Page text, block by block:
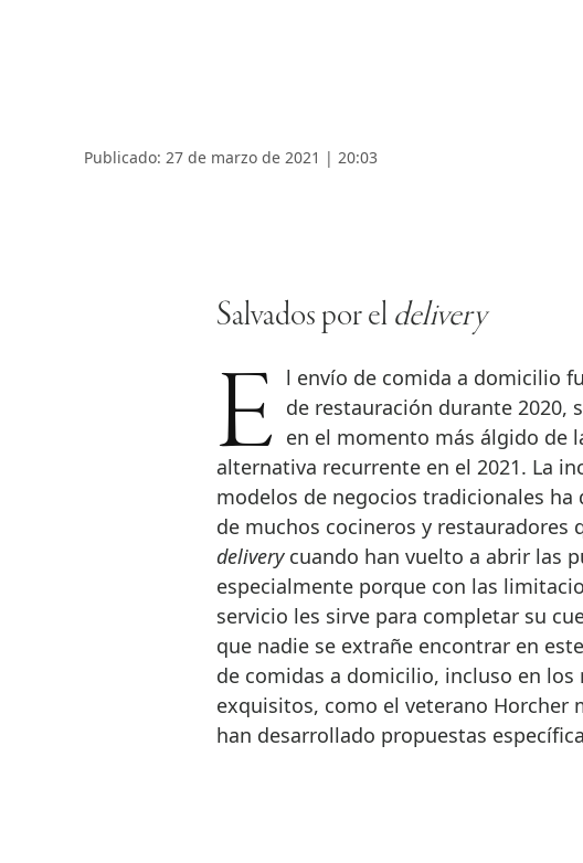
Publicado: 27 de marzo de 2021 | 20:03
Salvados por el delivery
El envío de comida a domicilio fue el ‘salvavidas’ para muchos negocios de restauración durante
en el momento más álgido de
alternativa recurrente en el 2021. La
modelos de negocios tradicionales
de muchos cocineros y restauradores
deliverycuando han vuelto a abrir las
especialmente porque con las
servicio les sirve para completar su
que nadie se extrañe encontrar en
de comidas a domicilio, incluso en
exquisitos, como el veterano Horcher
han desarrollado propuestas